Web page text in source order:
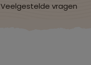
Veelgestelde vragen